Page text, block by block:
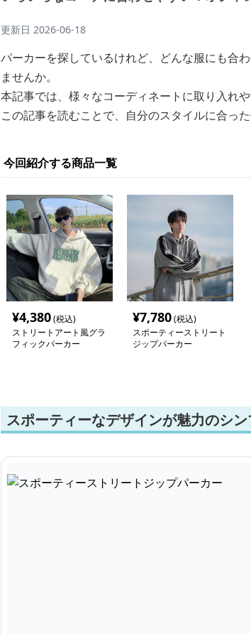
更新日 2026-06-18
パーカーを探しているけれど、どんな服にも合
ませんか。
本記事では、様々なコーディネートに取り入れ
この記事を読むことで、自分のスタイルに合っ
今回紹介する商品一覧
¥4,380(税込)
ストリートアート風グラ
フィックパーカー
¥7,780(税込)
スポーティーストリート
ジップパーカー
スポーティーなデザインが魅力のシ